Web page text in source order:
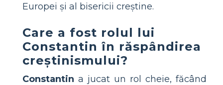
Europei și al bisericii creștine.
Care a fost rolul lui
Constantin în răspândirea
creștinismului?
Constantin a jucat un rol cheie, făcând